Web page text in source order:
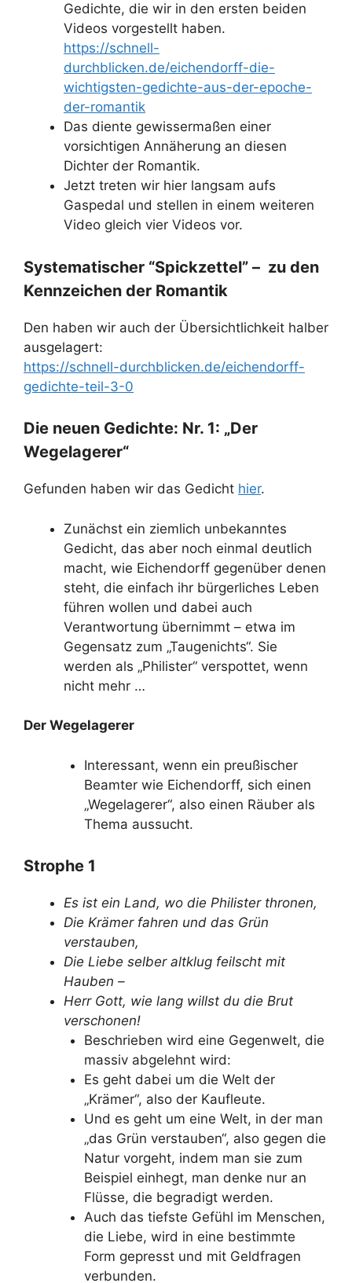
Gedichte, die wir in den ersten beiden
Videos vorgestellt haben.
https://schnell-
durchblicken.de/eichendorff-die-
wichtigsten-gedichte-aus-der-epoche-
der-romantik
Das diente gewissermaßen einer
vorsichtigen Annäherung an diesen
Dichter der Romantik.
Jetzt treten wir hier langsam aufs
Gaspedal und stellen in einem weiteren
Video gleich vier Videos vor.
Systematischer “Spickzettel” – zu den
Kennzeichen der Romantik
Den haben wir auch der Übersichtlichkeit halber
ausgelagert:
https://schnell-durchblicken.de/eichendorff-
gedichte-teil-3-0
Die neuen Gedichte: Nr. 1: „Der
Wegelagerer“
Gefunden haben wir das Gedicht hier.
Zunächst ein ziemlich unbekanntes
Gedicht, das aber noch einmal deutlich
macht, wie Eichendorff gegenüber denen
steht, die einfach ihr bürgerliches Leben
führen wollen und dabei auch
Verantwortung übernimmt – etwa im
Gegensatz zum „Taugenichts“. Sie
werden als „Philister“ verspottet, wenn
nicht mehr …
Der Wegelagerer
Interessant, wenn ein preußischer
Beamter wie Eichendorff, sich einen
„Wegelagerer“, also einen Räuber als
Thema aussucht.
Strophe 1
Es ist ein Land, wo die Philister thronen,
Die Krämer fahren und das Grün
verstauben,
Die Liebe selber altklug feilscht mit
Hauben –
Herr Gott, wie lang willst du die Brut
verschonen!
Beschrieben wird eine Gegenwelt, die
massiv abgelehnt wird:
Es geht dabei um die Welt der
„Krämer“, also der Kaufleute.
Und es geht um eine Welt, in der man
„das Grün verstauben“, also gegen die
Natur vorgeht, indem man sie zum
Beispiel einhegt, man denke nur an
Flüsse, die begradigt werden.
Auch das tiefste Gefühl im Menschen,
die Liebe, wird in eine bestimmte
Form gepresst und mit Geldfragen
verbunden.